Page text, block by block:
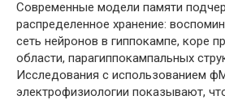
Современные модели памяти
распределенное хранение:
сеть нейронов в гиппокампе, коре
области, парагиппокампальных
Исследования с использованием
электрофизиологии показывают,